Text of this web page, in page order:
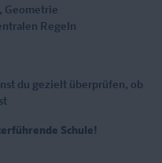
Geometrie
Regeln
du gezielt überprüfen, ob
Schule!